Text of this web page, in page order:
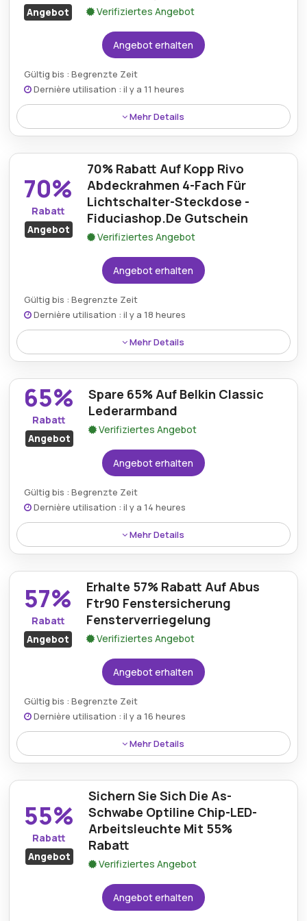
Berechtigung:
Art des Angebots:Zeitlich begrenztes Angebot
Kumulierbar:Nicht mit anderen Aktionen
kombinierbar
Weitere Informationen finden Sie
in den Bedingungen auf der Website des Händlers.
Angebot
Verifiziertes Angebot
Angebot erhalten
Gültig bis : Begrenzte Zeit
Dernière utilisation : il y a 11 heures
Mehr Details
Sparen Sie 74% auf das Trust GXT 239 Nepa
Gaming-Mikrofon, indem Sie heute einen gültigen
Fiduciashop-Rabatt beim Checkout anwenden.
70%
Rabatt
Angebot
70% Rabatt Auf Kopp Rivo
Abdeckrahmen 4-Fach Für
Lichtschalter-Steckdose -
Fiduciashop.De Gutschein
Verifiziertes Angebot
Angebot erhalten
Gültig bis : Begrenzte Zeit
Dernière utilisation : il y a 18 heures
Mehr Details
Erhalten Sie 70% Rabatt auf den Kopp Rivo 4-fach-
Rahmen für Lichtschalterdosen über einen
Fiduciashop.de-Gutschein.
65%
Rabatt
Angebot
Spare 65% Auf Belkin Classic
Lederarmband
Verifiziertes Angebot
Angebot erhalten
Gültig bis : Begrenzte Zeit
Dernière utilisation : il y a 14 heures
Mehr Details
Das Belkin Classic Leather Band wird jetzt zu einem
reduzierten Preis mit 65% Rabatt im Rahmen dieses
zeitlich begrenzten Fiduciashop-Angebots
angeboten.
57%
Rabatt
Angebot
Erhalte 57% Rabatt Auf Abus
Ftr90 Fenstersicherung
Fensterverriegelung
Verifiziertes Angebot
Angebot erhalten
Gültig bis : Begrenzte Zeit
Dernière utilisation : il y a 16 heures
Mehr Details
Die Abus FTR90 Fenstersicherung ist jetzt mit einem
57% Rabatt bei Fiduciashop erhältlich.
55%
Rabatt
Angebot
Sichern Sie Sich Die As-
Schwabe Optiline Chip-LED-
Arbeitsleuchte Mit 55%
Rabatt
Verifiziertes Angebot
Angebot erhalten